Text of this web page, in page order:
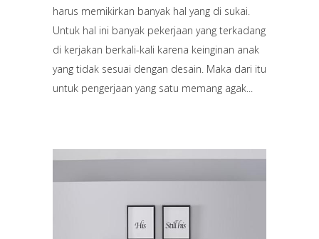
harus memikirkan banyak hal yang di sukai.
Untuk hal ini banyak pekerjaan yang terkadang
di kerjakan berkali-kali karena keinginan anak
yang tidak sesuai dengan desain. Maka dari itu
untuk pengerjaan yang satu memang agak